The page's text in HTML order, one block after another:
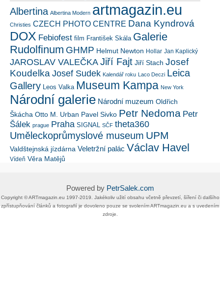
Albertina Albertina Modern artmagazin.eu
Christies CZECH PHOTO CENTRE Dana Kyndrová
DOX Febiofest film František Skála Galerie
Rudolfinum GHMP Helmut Newton Hollar Jan Kaplický
JAROSLAV VALEČKA Jiří Fajt Jiří Stach Josef
Koudelka Josef Sudek Kalendář roku Laco Deczi Leica
Gallery
Leos Valka Museum Kampa New York
Národní galerie Národní muzeum Oldřich
Škácha Otto M. Urban Pavel Sivko Petr Nedoma Petr
Šálek prague Praha SIGNAL SČF theta360
Uměleckoprůmyslové museum UPM
Valdštejnská jízdárna Veletržní palác Václav Havel
Vídeň Věra Matějů
Powered by PetrSalek.com
Copyright ©​ ​​ARTmagazin.eu ​1997-2019​.​ Jakékoliv užití obsahu včetně převzetí, šíření či dalšího
zpřístupňování článků a fotografií je dovoleno pouze se svolením ​ARTmagazin.eu​ ​a s uvedením
zdroje.